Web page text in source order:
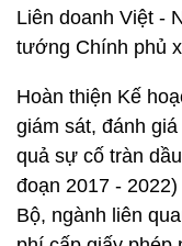
Liên doanh Việt -
tướng Chính phủ
Hoàn thiện Kế
giám sát, đánh
quả sự cố tràn
đoạn 2017 -
Bộ, ngành liên